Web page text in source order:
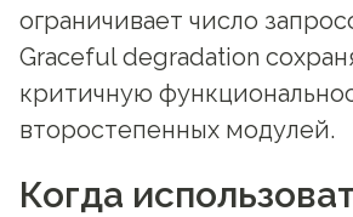
ограничивает число
Graceful degradation
критичную
второстепенных модулей.
Когда